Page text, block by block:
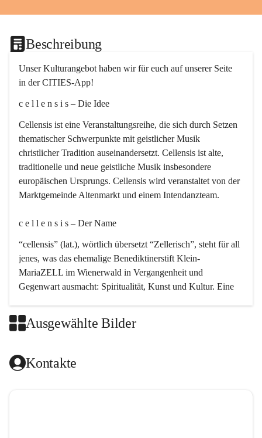
Beschreibung
Unser Kulturangebot haben wir für euch auf unserer Seite
in der CITIES-App!
c e l l e n s i s – Die Idee
Cellensis ist eine Veranstaltungsreihe, die sich durch Setzen
thematischer Schwerpunkte mit geistlicher Musik
christlicher Tradition auseinandersetzt. Cellensis ist alte,
traditionelle und neue geistliche Musik insbesondere
europäischen Ursprungs. Cellensis wird veranstaltet von der
Marktgemeinde Altenmarkt und einem Intendanzteam.
c e l l e n s i s – Der Name
“cellensis” (lat.), wörtlich übersetzt “Zellerisch”, steht für all
jenes, was das ehemalige Benediktinerstift Klein-
MariaZELL im Wienerwald in Vergangenheit und
Gegenwart ausmacht: Spiritualität, Kunst und Kultur. Eine
Kirchenmusik, dem kunstvollen Lob Gottes.
Das kirchenmusikalische Festival Cellensis wird seit dem
Ausgewählte Bilder
Kontakte